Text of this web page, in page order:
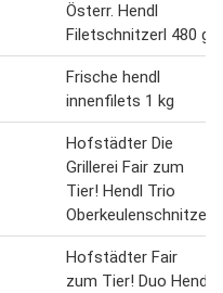
Österr. Hendl
Filetschnitzerl 480 g
Frische hendl
innenfilets 1 kg
Hofstädter Die
Grillerei Fair zum
Tier! Hendl Trio
Oberkeulenschnitzel
Hofstädter Fair
zum Tier! Duo Hendl